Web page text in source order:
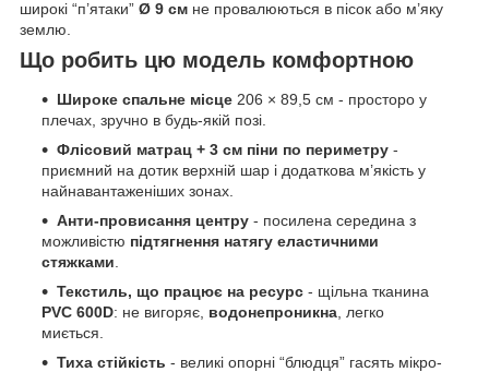
широкі “п’ятаки” Ø 9 см не провалюються в пісок або м’яку
землю.
Що робить цю модель комфортною
Широке спальне місце 206 × 89,5 см - просторо у
плечах, зручно в будь-якій позі.
Флісовий матрац + 3 см піни по периметру -
приємний на дотик верхній шар і додаткова м’якість у
найнавантаженіших зонах.
Анти-провисання центру - посилена середина з
можливістю підтягнення натягу еластичними
стяжками
Текстиль, що працює на ресурс - щільна тканина
PVC 600D: не вигоряє, водонепроникна , легко
миється.
Тиха стійкість - великі опорні “блюдця” гасять мікро-